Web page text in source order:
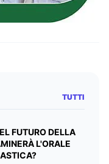
TUTTI
FUTURO DELLA
L'ORALE